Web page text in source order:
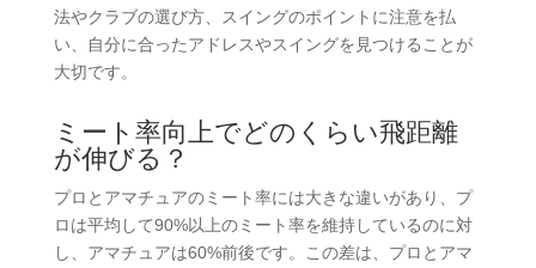
法やクラブの選び方、スイングのポイントに注意を払
い、自分に合ったアドレスやスイングを見つけることが
大切です。
ミート率向上でどのくらい飛距離
が伸びる？
プロとアマチュアのミート率には大きな違いがあり、プ
ロは平均して90%以上のミート率を維持しているのに対
し、アマチュアは60%前後です。この差は、プロとアマ